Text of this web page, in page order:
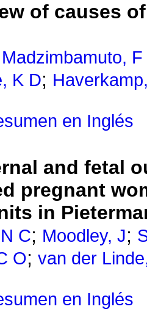
of causes
Madzimbamuto, F
K D;
en Inglés
and fetal
pregnant
in
C; Moodley, J;
O; van der
en Inglés